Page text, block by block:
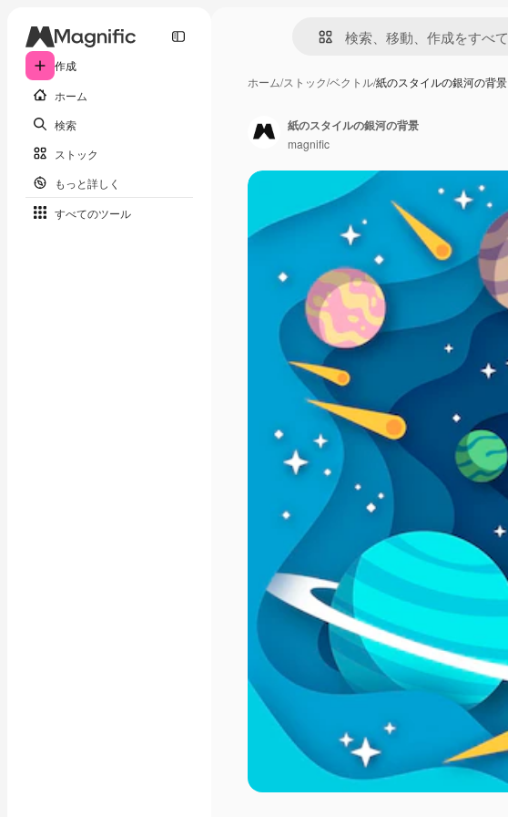
作成
ホーム
検索
ストック
もっと詳しく
すべてのツール
ホーム/ストック/ベクトル/紙のスタイルの銀河の背景
紙のスタイルの銀河の背景
magnific